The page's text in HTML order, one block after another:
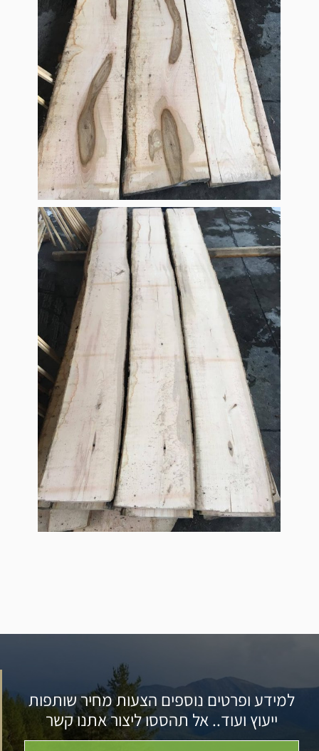
למידע ופרטים נוספים הצעות מחיר שותפות
ייעוץ ועוד.. אל תהססו ליצור אתנו קשר